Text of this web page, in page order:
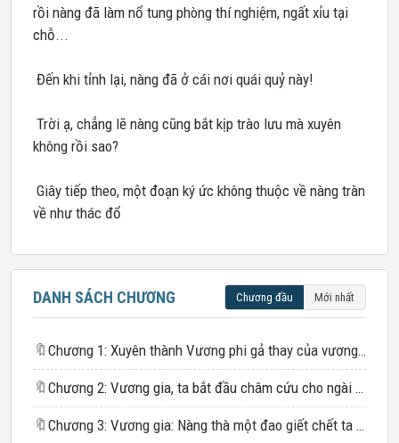
rồi nàng đã làm nổ tung phòng thí nghiệm, ngất xỉu tại
chỗ...
Đến khi tỉnh lại, nàng đã ở cái nơi quái quỷ này!
Trời ạ, chẳng lẽ nàng cũng bắt kịp trào lưu mà xuyên
không rồi sao?
Giây tiếp theo, một đoạn ký ức không thuộc về nàng tràn
về như thác đổ
DANH SÁCH CHƯƠNG Chương đầu Mới nhất
🔖 Chương 1: Xuyên thành Vương phi gả thay của vương phủ nghèo khó
🔖 Chương 2: Vương gia, ta bắt đầu châm cứu cho ngài đây
🔖 Chương 3: Vương gia: Nàng thà một đao giết chết ta còn hơn